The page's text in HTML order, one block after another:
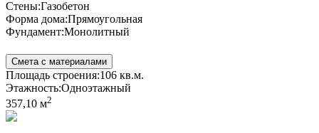
Стены:Газобетон
Форма дома:Прямоугольная
Фундамент:Монолитный
Смета с материалами
Площадь строения:106 кв.м.
Этажность:Одноэтажный
357,10 м2